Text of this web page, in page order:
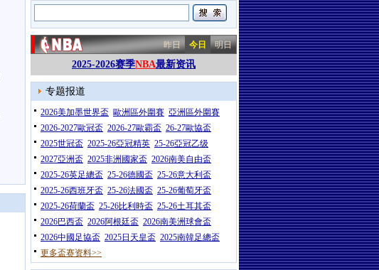
昨日 今日 明日
2025-2026赛季NBA最新资讯
专题报道
2026美加墨世界盃 歐洲區外圍賽 亞洲區外圍賽
2026-2027歐冠盃 2026-27歐霸盃 26-27歐協盃
2025世冠盃 2025-26亞冠精英 25-26亞冠乙级
2027亞洲盃 2025非洲國家盃 2026南美自由盃
2025-26英足總盃 25-26德國盃 25-26意大利盃
2025-26西班牙盃 25-26法國盃 25-26葡萄牙盃
2025-26荷蘭盃 25-26比利時盃 25-26土耳其盃
2026巴西盃 2026阿根廷盃 2026南美洲球會盃
2026中國足協盃 2025日天皇盃 2025南韓足總盃
更多盃赛资料>>